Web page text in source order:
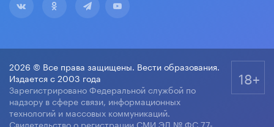
2026 © Все права защищены. Вести образования.
Издается с 2003 года
Зарегистрировано Федеральной службой по
надзору в сфере связи, информационных
технологий и массовых коммуникаций.
Свидетельство о регистрации СМИ ЭЛ № ФС 77-
18+